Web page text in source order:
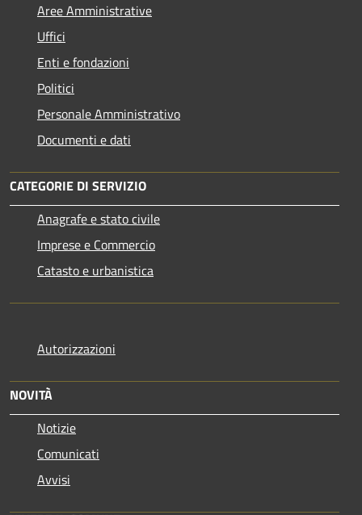
Aree Amministrative
Uffici
Enti e fondazioni
Politici
Personale Amministrativo
Documenti e dati
CATEGORIE DI SERVIZIO
Anagrafe e stato civile
Imprese e Commercio
Catasto e urbanistica
Autorizzazioni
NOVITÀ
Notizie
Comunicati
Avvisi